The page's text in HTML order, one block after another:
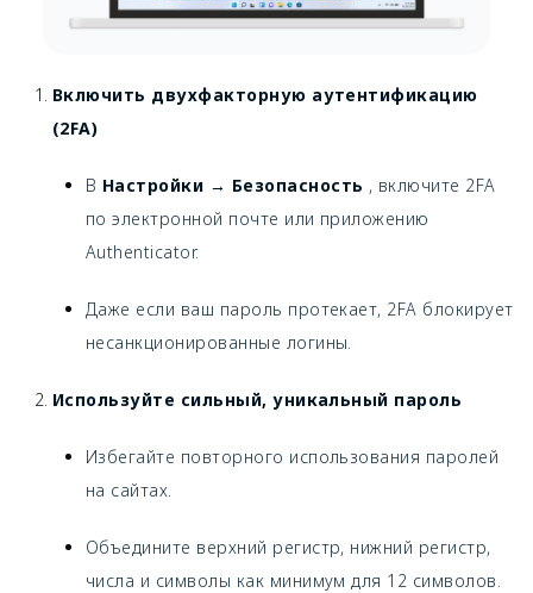
Включить двухфакторную аутентификацию
(2FA)
В Настройки → Безопасность , включите 2FA
по электронной почте или приложению
Authenticator.
Даже если ваш пароль протекает, 2FA блокирует
несанкционированные логины.
Используйте сильный, уникальный пароль
Избегайте повторного использования паролей
на сайтах.
Объедините верхний регистр, нижний регистр,
числа и символы как минимум для 12 символов.